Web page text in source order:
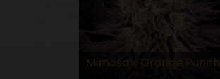
Mimosa x Orange Punch